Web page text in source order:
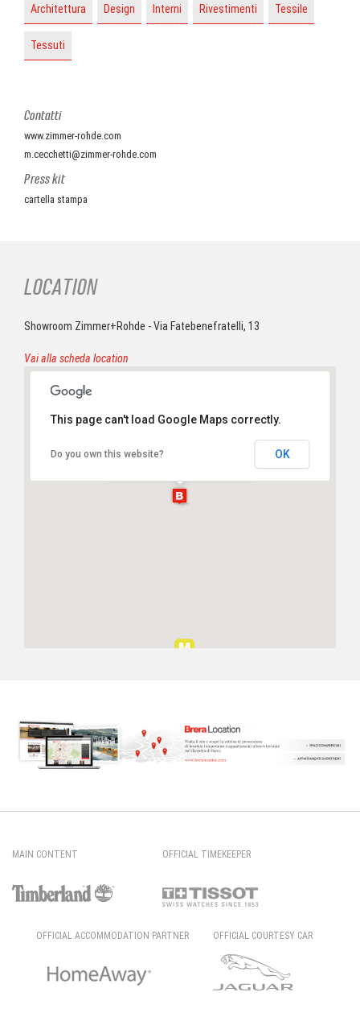
Architettura Design Interni Rivestimenti Tessile
Tessuti
Contatti
www.zimmer-rohde.com
m.cecchetti@zimmer-rohde.com
Press kit
cartella stampa
LOCATION
Showroom Zimmer+Rohde - Via Fatebenefratelli, 13
Vai alla scheda location
Showroom Zimmer+Rohde
Via Fatebenefratelli, 13
This page can't load Google Maps correctly.
Do you own this website? OK
MAIN CONTENT OFFICIAL TIMEKEEPER
OFFICIAL ACCOMMODATION PARTNER OFFICIAL COURTESY CAR